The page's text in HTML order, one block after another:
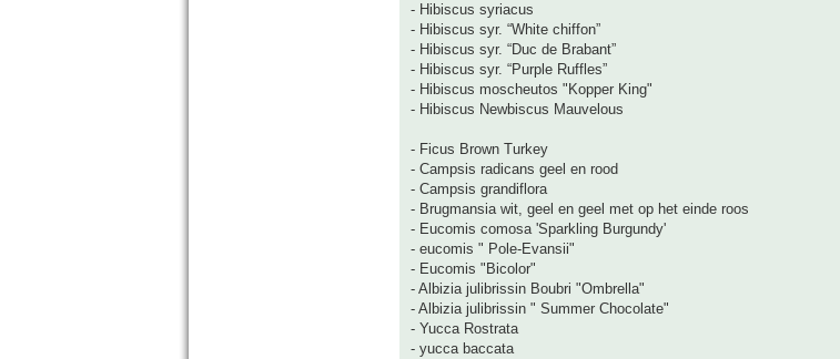
- Hibiscus syriacus
- Hibiscus syr. “White chiffon”
- Hibiscus syr. “Duc de Brabant”
- Hibiscus syr. “Purple Ruffles”
- Hibiscus moscheutos "Kopper King"
- Hibiscus Newbiscus Mauvelous
- Ficus Brown Turkey
- Campsis radicans geel en rood
- Campsis grandiflora
- Brugmansia wit, geel en geel met op het einde roos
- Eucomis comosa 'Sparkling Burgundy'
- eucomis " Pole-Evansii"
- Eucomis "Bicolor"
- Albizia julibrissin Boubri "Ombrella"
- Albizia julibrissin " Summer Chocolate"
- Yucca Rostrata
- yucca baccata